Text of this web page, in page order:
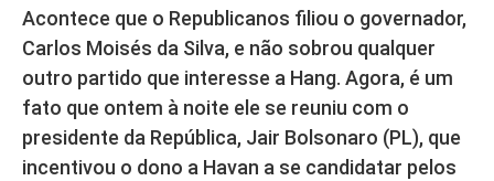
Acontece que o Republicanos filiou o governador,
Carlos Moisés da Silva, e não sobrou qualquer
outro partido que interesse a Hang. Agora, é um
fato que ontem à noite ele se reuniu com o
presidente da República, Jair Bolsonaro (PL), que
incentivou o dono a Havan a se candidatar pelos